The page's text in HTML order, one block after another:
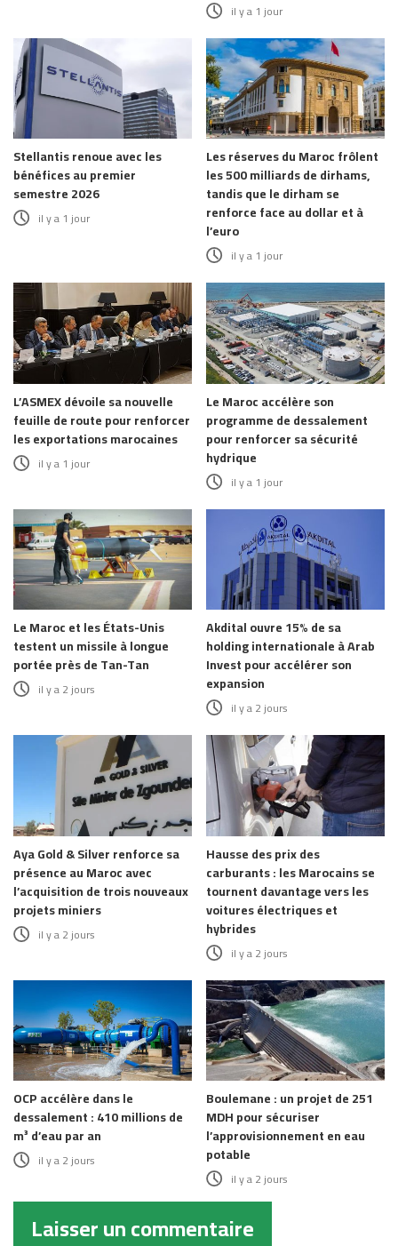
il y a 1 jour
Stellantis renoue avec les
bénéfices au premier
semestre 2026
il y a 1 jour
Les réserves du Maroc frôlent
les 500 milliards de dirhams,
tandis que le dirham se
renforce face au dollar et à
l’euro
il y a 1 jour
L’ASMEX dévoile sa nouvelle
feuille de route pour renforcer
les exportations marocaines
il y a 1 jour
Le Maroc accélère son
programme de dessalement
pour renforcer sa sécurité
hydrique
il y a 1 jour
Le Maroc et les États-Unis
testent un missile à longue
portée près de Tan-Tan
il y a 2 jours
Akdital ouvre 15% de sa
holding internationale à Arab
Invest pour accélérer son
expansion
il y a 2 jours
Aya Gold & Silver renforce sa
présence au Maroc avec
l’acquisition de trois nouveaux
projets miniers
il y a 2 jours
Hausse des prix des
carburants : les Marocains se
tournent davantage vers les
voitures électriques et
hybrides
il y a 2 jours
OCP accélère dans le
dessalement : 410 millions de
m³ d’eau par an
il y a 2 jours
Boulemane : un projet de 251
MDH pour sécuriser
l’approvisionnement en eau
potable
il y a 2 jours
Laisser un commentaire